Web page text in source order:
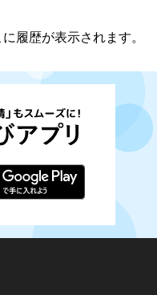
履歴が表示されます。